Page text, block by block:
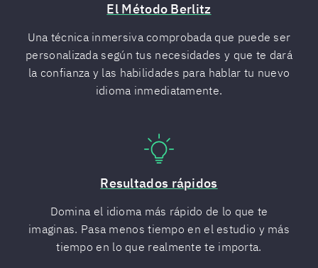
El Método Berlitz
Una técnica inmersiva comprobada que puede ser
personalizada según tus necesidades y que te dará
la confianza y las habilidades para hablar tu nuevo
idioma inmediatamente.
Resultados rápidos
Domina el idioma más rápido de lo que te
imaginas. Pasa menos tiempo en el estudio y más
tiempo en lo que realmente te importa.